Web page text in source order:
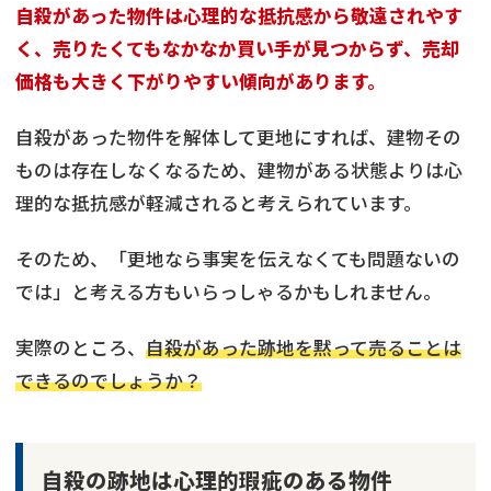
自殺があった物件は心理的な抵抗感から敬遠されやす
く、売りたくてもなかなか買い手が見つからず、売却
価格も大きく下がりやすい傾向があります。
自殺があった物件を解体して更地にすれば、建物その
ものは存在しなくなるため、建物がある状態よりは心
理的な抵抗感が軽減されると考えられています。
そのため、「更地なら事実を伝えなくても問題ないの
では」と考える方もいらっしゃるかもしれません。
実際のところ、 自殺があった跡地を黙って売ることは
できるのでしょうか？
自殺の跡地は心理的瑕疵のある物件